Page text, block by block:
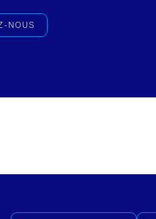
NOUS